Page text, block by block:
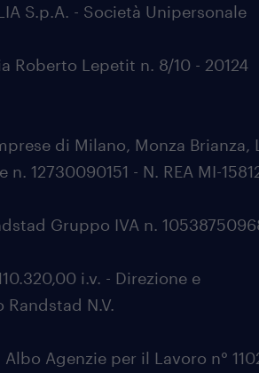
S.p.A. - Società Unipersonale
Roberto Lepetit n. 8/10 - 20124
di Milano, Monza Brianza,
n. 12730090151 - N. REA MI-
Gruppo IVA n.
i.v. - Direzione e
N.V.
Agenzie per il Lavoro n°